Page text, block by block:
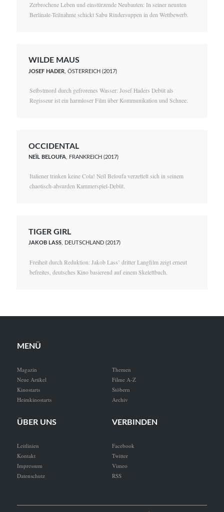
Zerbrochene Leben und einstürzende Neubauten: In seiner neunten
Berlinale-Teilnahme schickt Sabu Rindersuppen in den Wettbewerb.
WILDE MAUS
JOSEF HADER , ÖSTERREICH (2017)
Selbstmord durch gefrorenes Wasser: Josef Haders Debüt als
Regisseur ist ein harmloser Film über Kommunikation und Schnee.
OCCIDENTAL
NEÏL BELOUFA , FRANKREICH (2017)
Italiener trinken keine Cola! Neïl Beloufa verzettelt sich in seinem
chaotisch-absurden Kammerspiel-Debüt.
TIGER GIRL
JAKOB LASS, DEUTSCHLAND (2017)
Freiheit durch Reduktion: Jakob Lass’ dritter Langfilm zeigt erneut
befreites, deutsches Kino basierend auf einem Skelettbuch.
MENÜ
Magazin
Neue Artikel
Kinostarts
Heimkinostarts
Themen
Filme A-Z
Stöbern
Archiv
ÜBER UNS
Leitlinien
Kontakt
Impressum
Datenschutz
VERBINDEN
Facebook
Twitter
Vimeo
RSS